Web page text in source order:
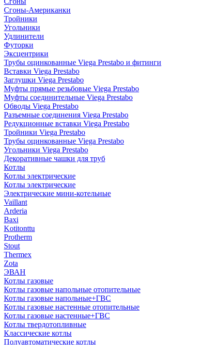
Сгоны-Американки
Тройники
Угольники
Удлинители
Футорки
Эксцентрики
Трубы оцинкованные Viega Prestabo и фитинги
Вставки Viega Prestabo
Заглушки Viega Prestabo
Муфты прямые резьбовые Viega Prestabo
Муфты соединительные Viega Prestabo
Обводы Viega Prestabo
Разъемные соединения Viega Prestabo
Редукционные вставки Viega Prestabo
Тройники Viega Prestabo
Трубы оцинкованные Viega Prestabo
Угольники Viega Prestabo
Декоративные чашки для труб
Котлы
Котлы электрические
Котлы электрические
Электрические мини-котельные
Vaillant
Arderia
Baxi
Kotitonttu
Protherm
Stout
Thermex
Zota
ЭВАН
Котлы газовые
Котлы газовые напольные отопительные
Котлы газовые напольные+ГВС
Котлы газовые настенные отопительные
Котлы газовые настенные+ГВС
Котлы твердотопливные
Классические котлы
Полуавтоматические котлы